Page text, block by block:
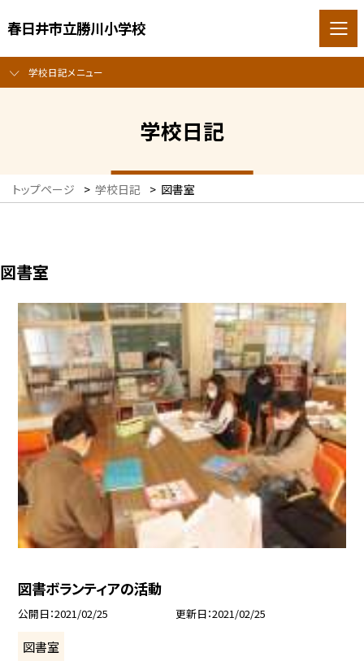
春日井市立勝川小学校
学校日記メニュー
学校日記
トップページ > 学校日記 > 図書室
図書室
図書ボランティアの活動
公開日 2021/02/25 更新日 2021/02/25
図書室